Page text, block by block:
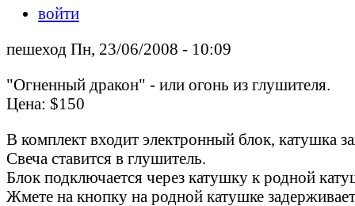
войти
пешеход Пн, 23/06/2008 - 10:09
"Огненный дракон" - или огонь из глушителя.
Цена: $150
В комплект входит электронный блок, катушка
Свеча ставится в глушитель.
Блок подключается через катушку к родной
Жмете на кнопку на родной катушке